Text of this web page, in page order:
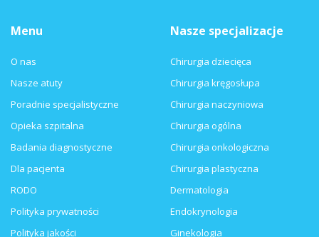
Nasze specjalizacje
Chirurgia dziecięca
Chirurgia kręgosłupa
Chirurgia naczyniowa
Chirurgia ogólna
Chirurgia onkologiczna
Chirurgia plastyczna
Dermatologia
Endokrynologia
Ginekologia
Menu
O nas
Nasze atuty
Poradnie specjalistyczne
Opieka szpitalna
Badania diagnostyczne
Dla pacjenta
RODO
Polityka prywatności
Polityka jakości